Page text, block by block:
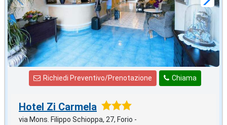
Chiama
Richiedi Preventivo/Prenotazione
Hotel Zi Carmela
via Mons. Filippo Schioppa, 27, Forio -